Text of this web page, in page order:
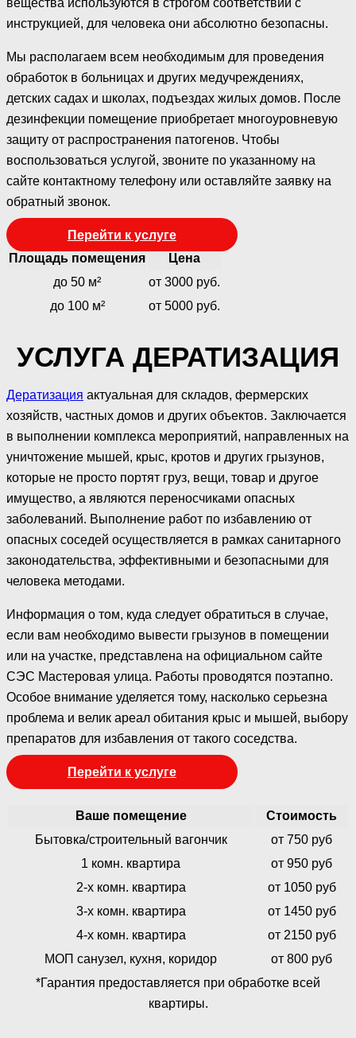
инструкцией, для человека они абсолютно безопасны.
Мы располагаем всем необходимым для проведения
обработок в больницах и других медучреждениях,
детских садах и школах, подъездах жилых домов. После
дезинфекции помещение приобретает многоуровневую
защиту от распространения патогенов. Чтобы
воспользоваться услугой, звоните по указанному на
сайте контактному телефону или оставляйте заявку на
обратный звонок.
Перейти к услуге
Площадь помещения
Цена
до 50 м²
от 3000 руб.
до 100 м²
от 5000 руб.
УСЛУГА ДЕРАТИЗАЦИЯ
Дератизация актуальная для складов, фермерских
хозяйств, частных домов и других объектов. Заключается
в выполнении комплекса мероприятий, направленных на
уничтожение мышей, крыс, кротов и других грызунов,
которые не просто портят груз, вещи, товар и другое
имущество, а являются переносчиками опасных
заболеваний. Выполнение работ по избавлению от
опасных соседей осуществляется в рамках санитарного
законодательства, эффективными и безопасными для
человека методами.
Информация о том, куда следует обратиться в случае,
если вам необходимо вывести грызунов в помещении
или на участке, представлена на официальном сайте
СЭС Мастеровая улица. Работы проводятся поэтапно.
Особое внимание уделяется тому, насколько серьезна
проблема и велик ареал обитания крыс и мышей, выбору
препаратов для избавления от такого соседства.
Перейти к услуге
Ваше помещение
Стоимость
Бытовка/строительный вагончик
от 750 руб
1 комн. квартира
от 950 руб
2-х комн. квартира
от 1050 руб
3-х комн. квартира
от 1450 руб
4-х комн. квартира
от 2150 руб
МОП санузел, кухня, коридор
от 800 руб
*Гарантия предоставляется при обработке всей
квартиры.